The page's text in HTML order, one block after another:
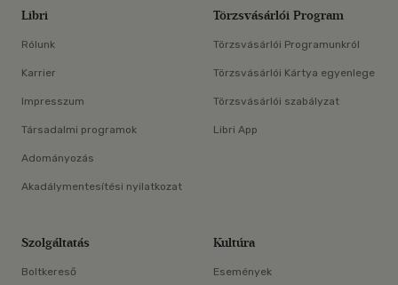
Libri
Rólunk
Karrier
Impresszum
Társadalmi programok
Adományozás
Akadálymentesítési nyilatkozat
Törzsvásárlói Program
Törzsvásárlói Programunkról
Törzsvásárlói Kártya egyenlege
Törzsvásárlói szabályzat
Libri App
Szolgáltatás
Boltkereső
Kultúra
Események